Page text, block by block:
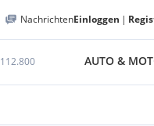
NachrichtenEinloggen |
112.800 AUTO &